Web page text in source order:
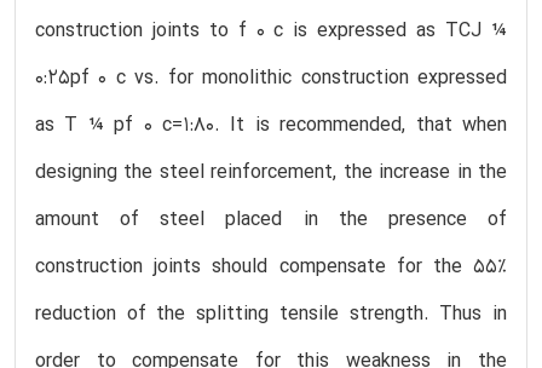
construction joints to f 0 c is expressed as TCJ ¼
0:25pf 0 c vs. for monolithic construction expressed
as T ¼ pf 0 c=1:80. It is recommended, that when
designing the steel reinforcement, the increase in the
amount of steel placed in the presence of
construction joints should compensate for the 55%
reduction of the splitting tensile strength. Thus in
order to compensate for this weakness in the